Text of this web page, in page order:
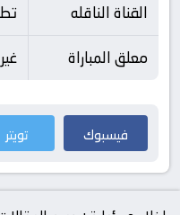
القناة الناقله
معلق المباراة
فيسبوك تويتر